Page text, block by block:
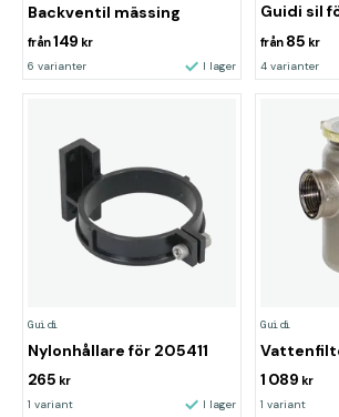
Backventil mässing
från149 kr
6 varianter I lager
Guidi sil
från 85 kr
4 varianter
Guidi
Nylonhållare för 205411
265 kr
1 variant I lager
Guidi
1 089 kr
1 variant